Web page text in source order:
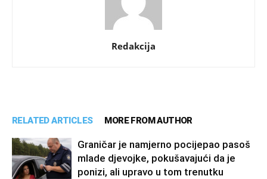
Redakcija
RELATED ARTICLES MORE FROM AUTHOR
Graničar je namjerno pocijepao pasoš
mlade djevojke, pokušavajući da je
ponizi, ali upravo u tom trenutku